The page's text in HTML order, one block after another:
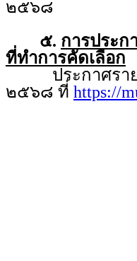
๒๕๖๘
๕. การประก
ที่ทำการคัดเลือก
ประกาศรายชื่
๒๕๖๘ ที่ https://